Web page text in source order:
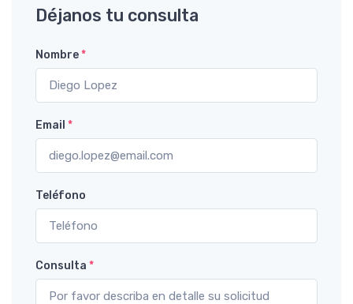
Déjanos tu consulta
Nombre*
Email *
Teléfono
Consulta *